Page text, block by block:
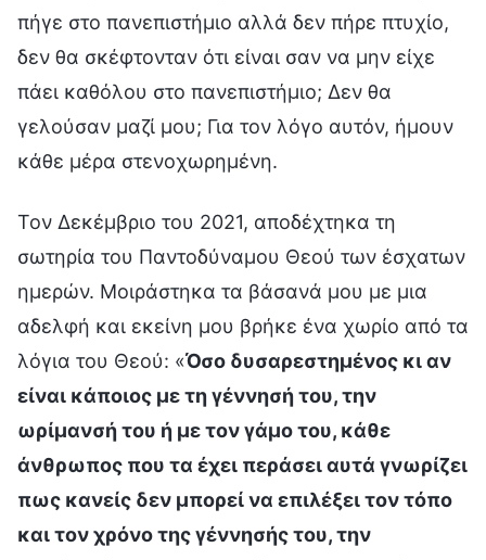
πήγε στο πανεπιστήμιο αλλά δεν πήρε πτυχίο,
δεν θα σκέφτονταν ότι είναι σαν να μην είχε
πάει καθόλου στο πανεπιστήμιο; Δεν θα
γελούσαν μαζί μου; Για τον λόγο αυτόν, ήμουν
κάθε μέρα στενοχωρημένη.
Τον Δεκέμβριο του 2021, αποδέχτηκα τη
σωτηρία του Παντοδύναμου Θεού των έσχατων
ημερών. Μοιράστηκα τα βάσανά μου με μια
αδελφή και εκείνη μου βρήκε ένα χωρίο από τα
λόγια του Θεού: «Όσο δυσαρεστημένος κι αν
είναι κάποιος με τη γέννησή του, την
ωρίμανσή του ή με τον γάμο του, κάθε
άνθρωπος που τα έχει περάσει αυτά γνωρίζει
πως κανείς δεν μπορεί να επιλέξει τον τόπο
και τον χρόνο της γέννησής του, την